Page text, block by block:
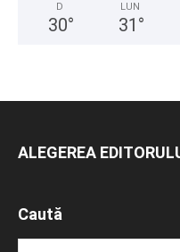
D
30°
LUN
31 °
ALEGEREA
Caută